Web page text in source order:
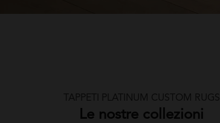
TAPPETI PLATINUM CUSTOM RUGS
Le nostre collezioni